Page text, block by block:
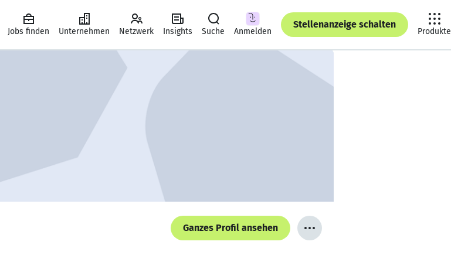
Jobs finden Unternehmen Netzwerk Insights Suche Anmelden
Stellenanzeige schalten
Produkte
Ganzes Profil ansehen